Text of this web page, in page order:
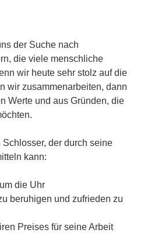
der Suche nach
die viele menschliche
wir heute sehr stolz auf die
wir zusammenarbeiten, dann
Werte und aus Gründen, die
der durch seine
kann:
die Uhr
beruhigen und zufrieden zu
Preises für seine Arbeit